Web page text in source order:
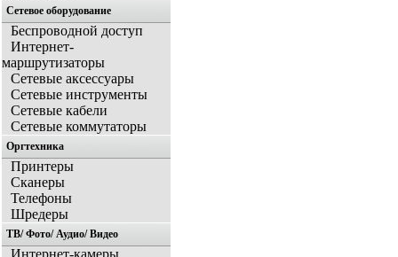
Сетевое оборудование
Беспроводной доступ
Интернет-
маршрутизаторы
Сетевые аксессуары
Сетевые инструменты
Сетевые кабели
Сетевые коммутаторы
Оргтехника
Принтеры
Сканеры
Телефоны
Шредеры
ТВ/ Фото/ Аудио/ Видео